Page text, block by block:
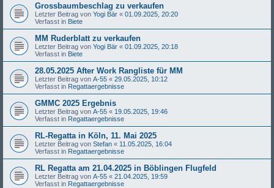
Grossbaumbeschlag zu verkaufen
Letzter Beitrag von Yogi Bär « 01.09.2025, 20:20
Verfasst in Biete
MM Ruderblatt zu verkaufen
Letzter Beitrag von Yogi Bär « 01.09.2025, 20:18
Verfasst in Biete
28.05.2025 After Work Rangliste für MM
Letzter Beitrag von A-55 « 29.05.2025, 10:12
Verfasst in Regattaergebnisse
GMMC 2025 Ergebnis
Letzter Beitrag von A-55 « 19.05.2025, 19:46
Verfasst in Regattaergebnisse
RL-Regatta in Köln, 11. Mai 2025
Letzter Beitrag von Stefan « 11.05.2025, 16:04
Verfasst in Regattaergebnisse
RL Regatta am 21.04.2025 in Böblingen Flugfeld
Letzter Beitrag von A-55 « 21.04.2025, 19:59
Verfasst in Regattaergebnisse